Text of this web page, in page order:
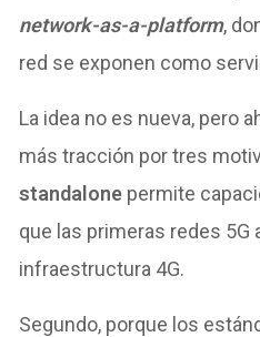
network-as-a-platform,
red se exponen como
La idea no es nueva, pero
más tracción por tres
standalone permite
que las primeras redes 5G
infraestructura 4G.
Segundo, porque los